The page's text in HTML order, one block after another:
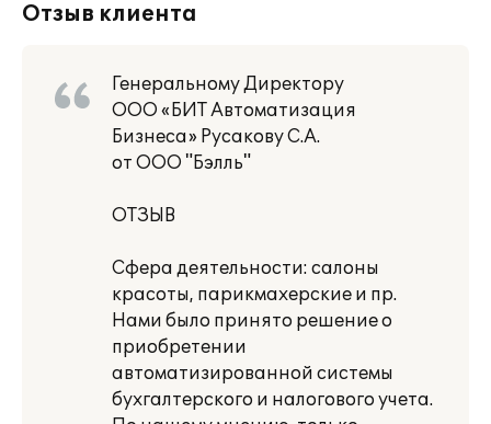
Отзыв клиента
Генеральному Директору
ООО «БИТ Автоматизация
Бизнеса» Русакову С.А.
от ООО "Бэлль"
ОТЗЫВ
Сфера деятельности: салоны
красоты, парикмахерские и пр.
Нами было принято решение о
приобретении
автоматизированной системы
бухгалтерского и налогового учета.